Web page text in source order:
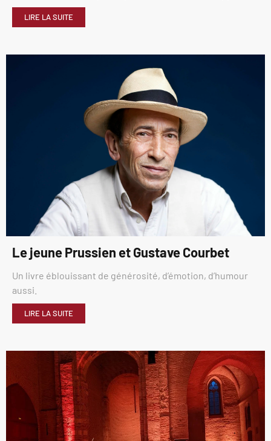
LIRE LA SUITE
Le jeune Prussien et Gustave Courbet
Un livre éblouissant de générosité, d’émotion, d’humour
aussi.
LIRE LA SUITE